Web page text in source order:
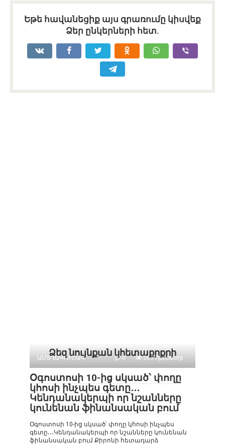
Եթե հավանեցիք այս գրառումը կիսվեք
Ձեր ընկերների հետ.
Ձեզ նույնքան կհետաքրքրի
ԱՍՏՂԱԳՈՒՇԱԿ 0 269 Просмотр
Օգոստոսի 10-ից սկսած՝ փողը
կհոսի ինչպես գետը․․․
Կենդանակերպի որ նշանները
կունենան ֆինանսական բում
Օգոստոսի 10-ից սկսած՝ փողը կհոսի ինչպես
գետը․․․Կենդանակերպի որ նշանները կունենան
ֆինանսական բում Քիրոնի հետադարձ